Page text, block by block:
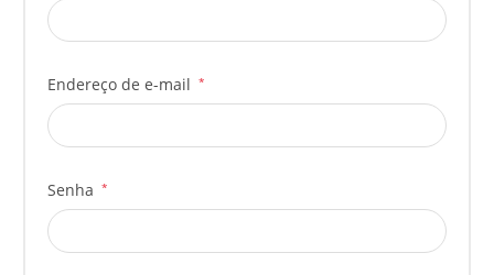
Endereço de e-mail *
Senha *